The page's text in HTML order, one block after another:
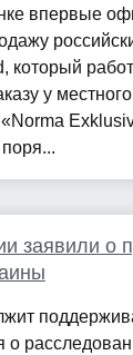
впервые
который
у
заявили о